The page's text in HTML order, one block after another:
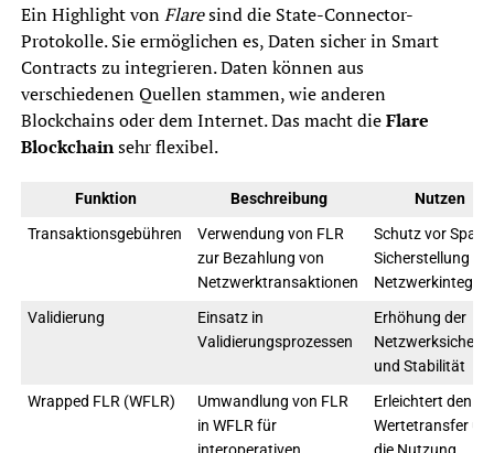
Ein Highlight vonFlaresind die State-Connector-
Protokolle. Sie ermöglichen es, Daten sicher in Smart
Contracts zu integrieren. Daten können aus
verschiedenen Quellen stammen, wie anderen
Blockchains oder dem Internet. Das macht dieFlare
Blockchainsehr flexibel.
Funktion Beschreibung
Nutzen
Transaktionsgebühren
Verwendung von FLR
zur Bezahlung von
Netzwerktransaktionen
Schutz vor Spam,
Sicherstellung
Validierung
Einsatz in
Validierungsprozessen
Erhöhung der
und Stabilität
Wrapped FLR (WFLR)
Umwandlung von FLR
in WFLR für
Erleichtert den
Wertetransfer